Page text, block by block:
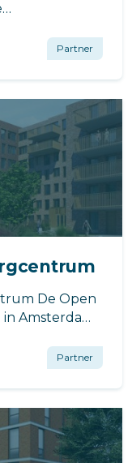
Partner
De Open
Amsterdam,
Gorter
rol.
Partner